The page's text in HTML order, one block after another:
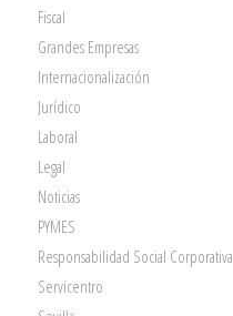
Fiscal
Grandes Empresas
Internacionalización
Jurídico
Laboral
Legal
Noticias
PYMES
Responsabilidad Social Corporativa
Servicentro